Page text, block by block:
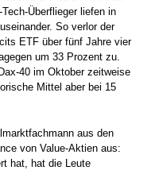
Überflieger liefen in
So verlor der
ETF über fünf Jahre vier
um 33 Prozent zu.
40 im Oktober zeitweise
Mittel aber bei 15
aus den
von Value-Aktien aus:
hat, hat die Leute